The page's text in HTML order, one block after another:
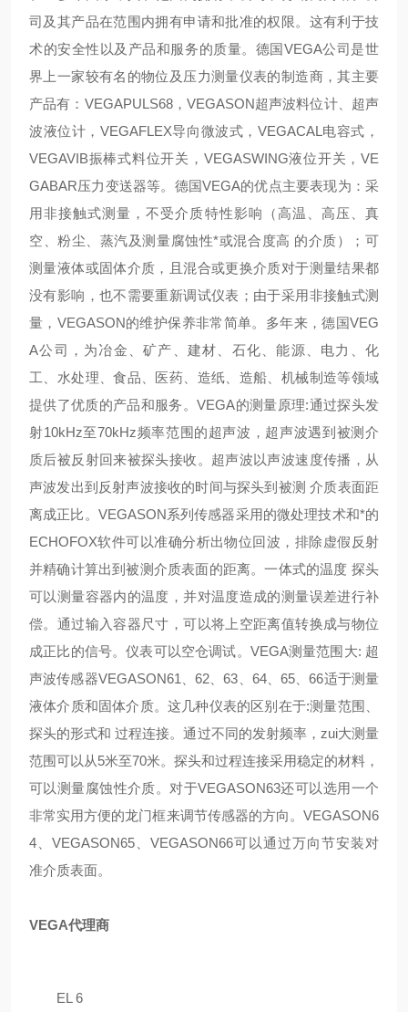
司及其产品在范围内拥有申请和批准的权限。这有利于技
术的安全性以及产品和服务的质量。德国VEGA公司是世
界上一家较有名的物位及压力测量仪表的制造商，其主要
产品有：VEGAPULS68，VEGASON超声波料位计、超声
波液位计，VEGAFLEX导向微波式，VEGACAL电容式，
VEGAVIB振棒式料位开关，VEGASWING液位开关，VE
GABAR压力变送器等。德国VEGA的优点主要表现为：采
用非接触式测量，不受介质特性影响（高温、高压、真
空、粉尘、蒸汽及测量腐蚀性*或混合度高 的介质）；可
测量液体或固体介质，且混合或更换介质对于测量结果都
没有影响，也不需要重新调试仪表；由于采用非接触式测
量，VEGASON的维护保养非常简单。多年来，德国VEG
A公司，为冶金、矿产、建材、石化、能源、电力、化
工、水处理、食品、医药、造纸、造船、机械制造等领域
提供了优质的产品和服务。VEGA的测量原理:通过探头发
射10kHz至70kHz频率范围的超声波，超声波遇到被测介
质后被反射回来被探头接收。超声波以声波速度传播，从
声波发出到反射声波接收的时间与探头到被测 介质表面距
离成正比。VEGASON系列传感器采用的微处理技术和*的
ECHOFOX软件可以准确分析出物位回波，排除虚假反射
并精确计算出到被测介质表面的距离。一体式的温度 探头
可以测量容器内的温度，并对温度造成的测量误差进行补
偿。通过输入容器尺寸，可以将上空距离值转换成与物位
成正比的信号。仪表可以空仓调试。VEGA测量范围大: 超
声波传感器VEGASON61、62、63、64、65、66适于测量
液体介质和固体介质。这几种仪表的区别在于:测量范围、
探头的形式和 过程连接。通过不同的发射频率，zui大测量
范围可以从5米至70米。探头和过程连接采用稳定的材料，
可以测量腐蚀性介质。对于VEGASON63还可以选用一个
非常实用方便的龙门框来调节传感器的方向。VEGASON6
4、VEGASON65、VEGASON66可以通过万向节安装对
准介质表面。
VEGA代理商
EL 6